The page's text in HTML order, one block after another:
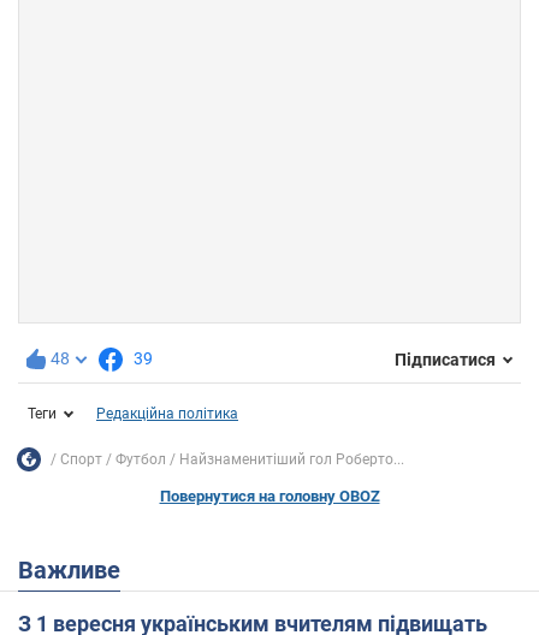
48 39 Підписатися
Теги Редакційна політика
Спорт Футбол Найзнаменитіший гол Роберто...
Повернутися на головну OBOZ
Важливе
З 1 вересня українським вчителям підвищать